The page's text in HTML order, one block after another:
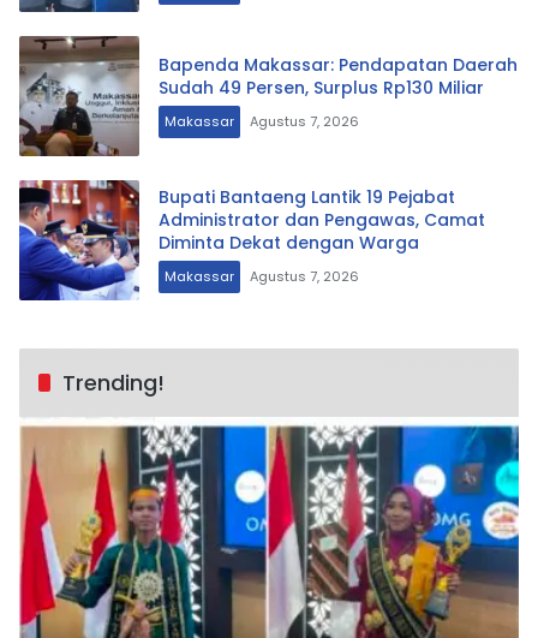
Bapenda Makassar: Pendapatan Daerah
Sudah 49 Persen, Surplus Rp130 Miliar
Makassar Agustus 7, 2026
Bupati Bantaeng Lantik 19 Pejabat
Administrator dan Pengawas, Camat
Diminta Dekat dengan Warga
Makassar Agustus 7, 2026
Trending!